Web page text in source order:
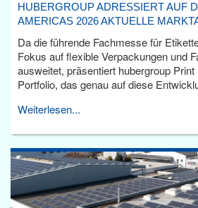
HUBERGROUP ADRESSIERT AUF
AMERICAS 2026 AKTUELLE
Da die führende Fachmesse für
Fokus auf flexible Verpackungen und
ausweitet, präsentiert hubergroup
Portfolio, das genau auf diese
Weiterlesen...